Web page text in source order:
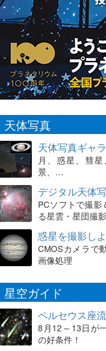
天体写真
天体写真ギャ
月、惑星、彗
景、…
デジタル天体
PCソフトで撮影
る星雲・星団撮
惑星を撮影し
CMOSカメラで
画像処理
星空ガイド
ペルセウス座
8月12～13日が
の好条件！